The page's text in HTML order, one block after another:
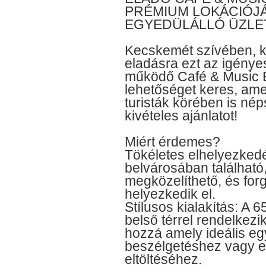
PRÉMIUM
EGYEDÜLÁLLÓ
Kecskemét szívében,
eladásra ezt az
működő Café & Music
lehetőséget keres,
turisták körében is
kivételes ajánlatot!
Miért érdemes?
Tökéletes
belvárosában
megközelíthető, és
helyezkedik el.
Stílusos kialakítás: A
belső térrel
hozzá amely ideális
beszélgetéshez vagy
eltöltéséhez.